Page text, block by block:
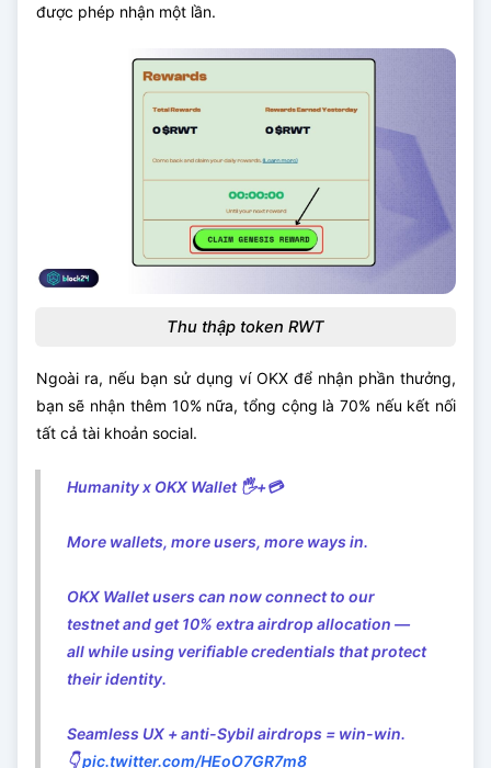
được phép nhận một lần.
Thu thập token RWT
Ngoài ra, nếu bạn sử dụng ví OKX để nhận phần thưởng,
bạn sẽ nhận thêm 10% nữa, tổng cộng là 70% nếu kết nối
tất cả tài khoản social.
Humanity x OKX Wallet 🖐️+💳
More wallets, more users, more ways in.
OKX Wallet users can now connect to our
testnet and get 10% extra airdrop allocation —
all while using verifiable credentials that protect
their identity.
Seamless UX + anti-Sybil airdrops = win-win.
👇pic.twitter.com/HEoO7GR7m8